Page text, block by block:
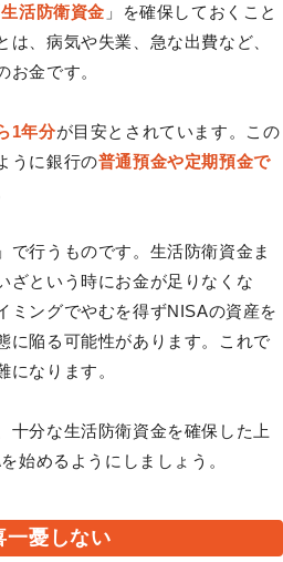
生活防衛資金 」を確保しておくこと
は、病気や失業、急な出費など、
お金です。
1年分が目安とされています。この
うに銀行の普通預金や定期預金で
で行うものです。生活防衛資金ま
ざという時にお金が足りなくな
ミングでやむを得ずNISAの資産を
に陥る可能性があります。これで
になります。
十分な生活防衛資金を確保した上
始めるようにしましょう。
一憂しない